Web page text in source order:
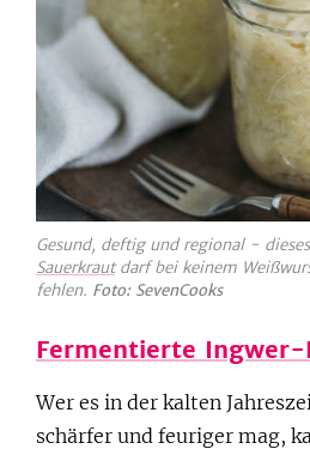
Gesund, deftig und regional -
Sauerkrautdarf bei keinem
fehlen. Foto: SevenCooks
Fermentierte
Wer es in der kalten
schärfer und feuriger mag,